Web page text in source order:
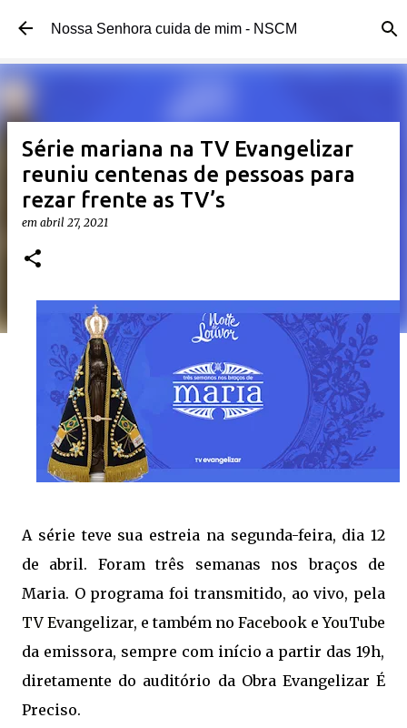
Pular para o conteúdo principal
Nossa Senhora cuida de mim - NSCM
Série mariana na TV Evangelizar
reuniu centenas de pessoas para
rezar frente as TV’s
em abril 27, 2021
A série teve sua estreia na segunda-feira, dia 12
de abril. Foram três semanas nos braços de
Maria. O programa foi transmitido, ao vivo, pela
TV Evangelizar, e também no Facebook e YouTube
da emissora, sempre com início a partir das 19h,
diretamente do auditório da Obra Evangelizar É
Preciso.